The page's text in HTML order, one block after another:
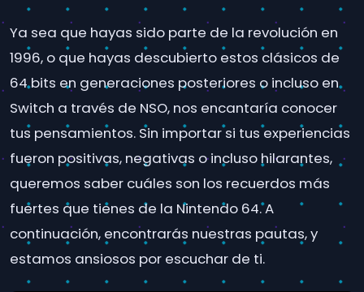
Ya sea que hayas sido parte de la revolución en
1996, o que hayas descubierto estos clásicos de
64 bits en generaciones posteriores o incluso en
Switch a través de NSO, nos encantaría conocer
tus pensamientos. Sin importar si tus experiencias
fueron positivas, negativas o incluso hilarantes,
queremos saber cuáles son los recuerdos más
fuertes que tienes de la Nintendo 64. A
continuación, encontrarás nuestras pautas, y
estamos ansiosos por escuchar de ti.